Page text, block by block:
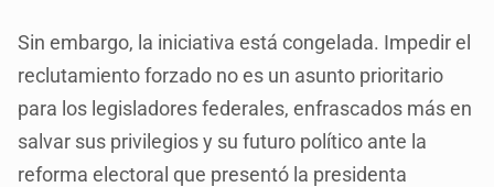
Sin embargo, la iniciativa está congelada. Impedir el
reclutamiento forzado no es un asunto prioritario
para los legisladores federales, enfrascados más en
salvar sus privilegios y su futuro político ante la
reforma electoral que presentó la presidenta